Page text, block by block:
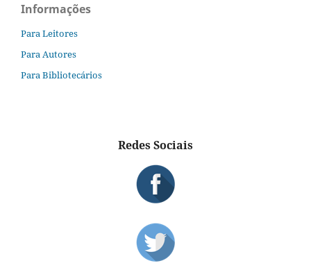
Informações
Para Leitores
Para Autores
Para Bibliotecários
Redes Sociais